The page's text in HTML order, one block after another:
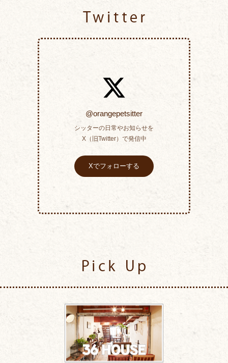
@orangepetsitter
シッターの日常やお知らせを
X（旧Twitter）で発信中
Xでフォローする